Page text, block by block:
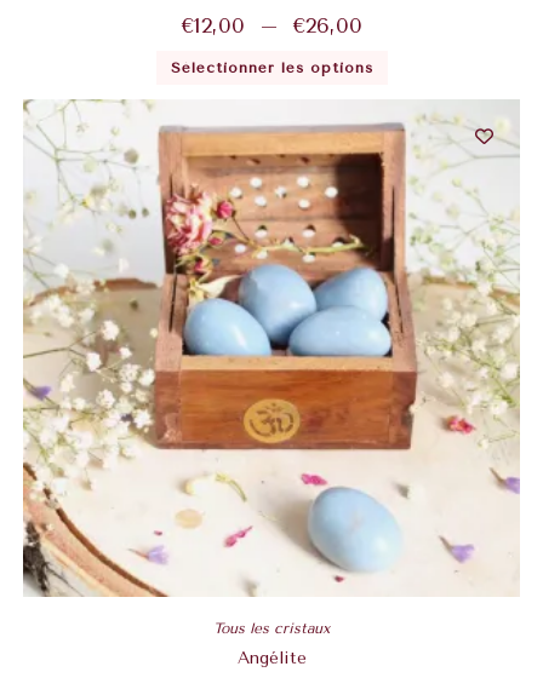
€12,00 – €26,00
Sélectionner les options
Tous les cristaux
Angélite